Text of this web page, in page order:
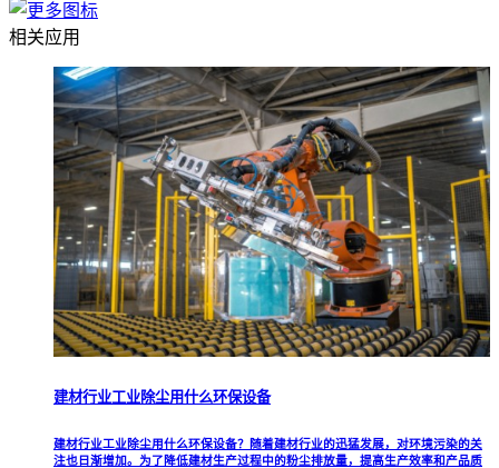
相关应用
建材行业工业除尘用什么环保设备
建材行业工业除尘用什么环保设备？随着建材行业的迅猛发展，对环境污染的关
注也日渐增加。为了降低建材生产过程中的粉尘排放量，提高生产效率和产品质